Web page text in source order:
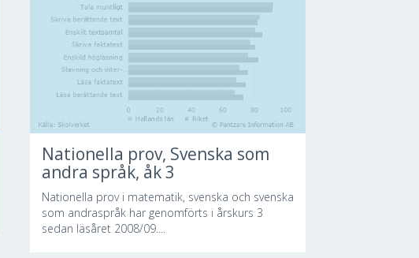
Nationella prov, Svenska som
andra språk, åk 3
Nationella prov i matematik, svenska och svenska
som andraspråk har genomförts i årskurs 3
sedan läsåret 2008/09....